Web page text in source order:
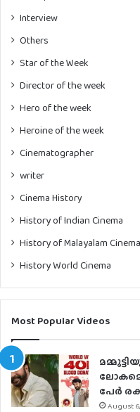
Interview
Others
Star of the Week
Director of the week
Hero of the week
Heroine of the week
Cinematographer
writer
Cinema History
History of Indian Cinema
History of Malayalam Cinema
History World Cinema
Most Popular Videos
പേര്‍
August